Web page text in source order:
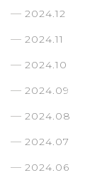
2024.12
2024.11
2024.10
2024.09
2024.08
2024.07
2024.06